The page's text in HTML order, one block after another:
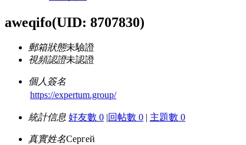
aweqifo(UID: 8707830)
郵箱狀態未驗證
視頻認證未認證
個人簽名
https://expertum.group/
統計信息 好友數 0 |回帖數 0 | 主題數 0
真實姓名Сергей